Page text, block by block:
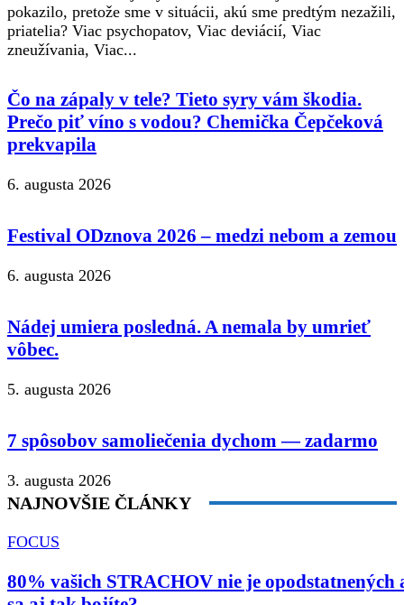
pokazilo, pretože sme v situácii, akú sme predtým nezažili,
priatelia? Viac psychopatov, Viac deviácií, Viac
zneužívania, Viac...
Čo na zápaly v tele? Tieto syry vám škodia.
Prečo piť víno s vodou? Chemička Čepčeková
prekvapila
6. augusta 2026
Festival ODznova 2026 – medzi nebom a zemou
6. augusta 2026
Nádej umiera posledná. A nemala by umrieť
vôbec.
5. augusta 2026
7 spôsobov samoliečenia dychom — zadarmo
3. augusta 2026
NAJNOVŠIE ČLÁNKY
FOCUS
80% vašich STRACHOV nie je opodstatnených